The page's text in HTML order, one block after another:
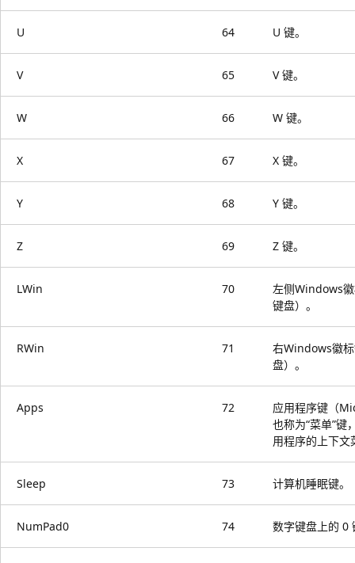
U 64 U 键。
V 65 V 键。
W 66 W 键。
X 67 X 键。
Y 68 Y 键。
Z 69 Z 键。
LWin 70
左侧Windows
键盘）。
RWin 71
右Windows徽
盘）。
Apps 72
应用程序键（
也称为“菜单”键
用程序的上下文
Sleep 73 计算机睡眠键。
NumPad0 74 数字键盘上的 0